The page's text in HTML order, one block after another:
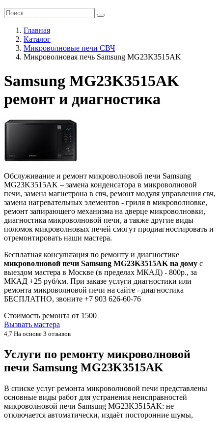
Главная
Каталог
Микроволновые печи СВЧ
Микроволновая печь Samsung MG23K3515AK
Samsung MG23K3515AK
ремонт и диагностика
Обслуживание и ремонт микроволновой печи Samsung
MG23K3515AK – замена конденсатора в микроволновой
печи, замена магнетрона в свч, ремонт модуля управления свч,
замена нагревательных элементов - гриля в микроволновке,
ремонт запирающего механизма на дверце микроволновки,
диагностика микроволновой печи, а также другие виды
поломок микроволновых печей смогут продиагностировать и
отремонтировать наши мастера.
Бесплатная консультация по ремонту и диагностике
микроволновой печи Samsung MG23K3515AK на дому с
выездом мастера в Москве (в пределах МКАД) - 800р., за
МКАД +25 руб/км. При заказе услуги диагностики или
ремонта микроволновой печи на сайте - диагностика
БЕСПЛАТНО, звоните +7 903 626-60-76
Стоимость ремонта от 1500
Вызвать мастера
4,7 На основе 3 отзывов
Услуги по ремонту микроволновой
печи Samsung MG23K3515AK
В списке услуг ремонта микроволновой печи представлены
основные виды работ для устранения неисправностей
микроволновой печи Samsung MG23K3515AK: не
отключается автоматически, издаёт посторонние шумы,